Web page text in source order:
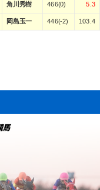
角川秀樹 466(0) 5.3
岡島玉一 446(-2) 103.4